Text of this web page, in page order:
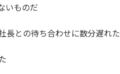
いものだ
長との待ち合わせに数分遅れた